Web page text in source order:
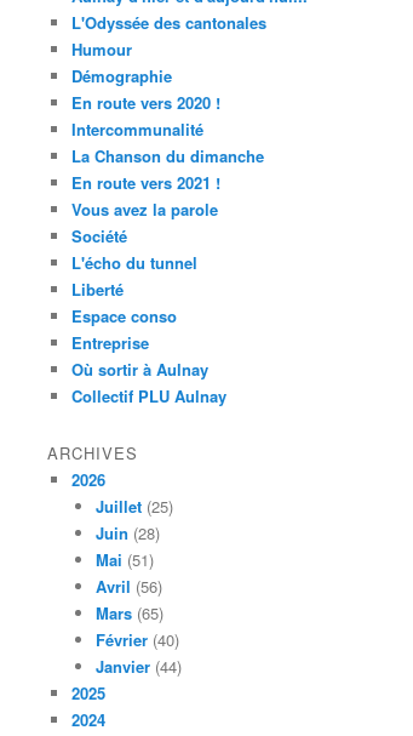
L'Odyssée des cantonales
Humour
Démographie
En route vers 2020 !
Intercommunalité
La Chanson du dimanche
En route vers 2021 !
Vous avez la parole
Société
L'écho du tunnel
Liberté
Espace conso
Entreprise
Où sortir à Aulnay
Collectif PLU Aulnay
ARCHIVES
2026
Juillet (25)
Juin (28)
Mai (51)
Avril (56)
Mars (65)
Février (40)
Janvier (44)
2025
2024